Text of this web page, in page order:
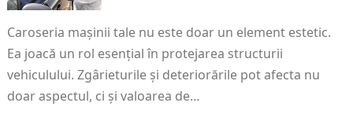
Caroseria mașinii tale nu este doar un element estetic.
Ea joacă un rol esențial în protejarea structurii
vehiculului. Zgârieturile și deteriorările pot afecta nu
doar aspectul, ci și valoarea de…